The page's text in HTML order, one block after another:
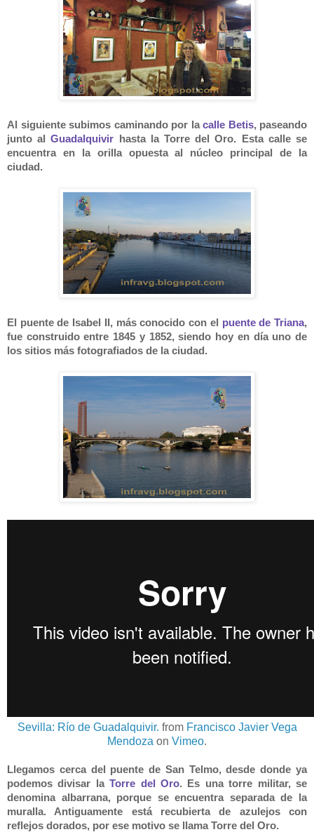
Al siguiente subimos caminando por la calle Betis, paseando
junto alGuadalquivir
hasta la Torre del Oro. Esta calle se
encuentra en la orilla opuesta al núcleo principal de la
ciudad.
El puente de Isabel II, más conocido con el puente de Triana,
fue construido entre 1845 y 1852, siendo hoy en día uno de
los sitios más fotografiados de la ciudad.
Sevilla: Río de Guadalquivir. from Francisco Javier Vega
Mendoza on Vimeo.
Llegamos cerca del puente de San Telmo, desde donde ya
podemos divisar laTorre del Oro. Es una torre militar, se
denomina albarrana, porque se encuentra separada de la
muralla. Antiguamente está recubierta de azulejos con
reflejos dorados, por ese motivo se llama Torre del Oro.